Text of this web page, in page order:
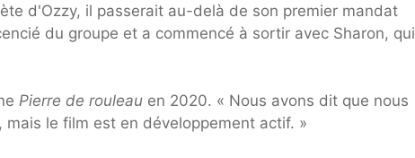
d'Ozzy, il passerait au-delà de son premier mandat
du groupe et a commencé à sortir avec Sharon, qui
Pierre de rouleau en 2020. « Nous avons dit que nous
le film est en développement actif. »